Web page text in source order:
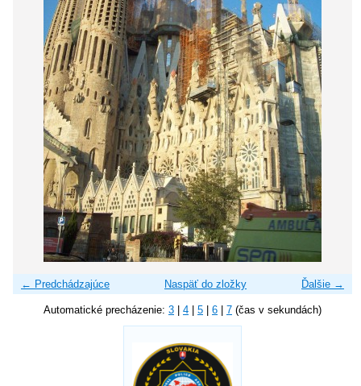
← Predchádzajúce Ďalšie →
Naspäť do zložky
Automatické precházenie: 3 4 5 6 7 (čas v sekundách)